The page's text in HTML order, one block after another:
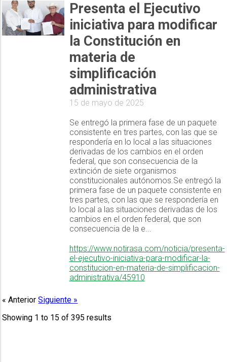
Presenta el Ejecutivo
iniciativa para modificar
la Constitución en
materia de
simplificación
administrativa
15 de mayo de 2025
Se entregó la primera fase de un paquete
consistente en tres partes, con las que se
respondería en lo local a las situaciones
derivadas de los cambios en el orden
federal, que son consecuencia de la
extinción de siete organismos
constitucionales autónomos.Se entregó la
primera fase de un paquete consistente en
tres partes, con las que se respondería en
lo local a las situaciones derivadas de los
cambios en el orden federal, que son
consecuencia de la e...
https://www.notirasa.com/noticia/presenta-
el-ejecutivo-iniciativa-para-modificar-la-
constitucion-en-materia-de-simplificacion-
administrativa/45910
« AnteriorSiguiente »
Showing 1 to 15 of395 results